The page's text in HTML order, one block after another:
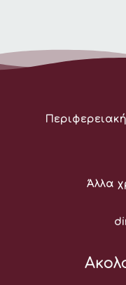
Διεύθυνση:
Άλλα